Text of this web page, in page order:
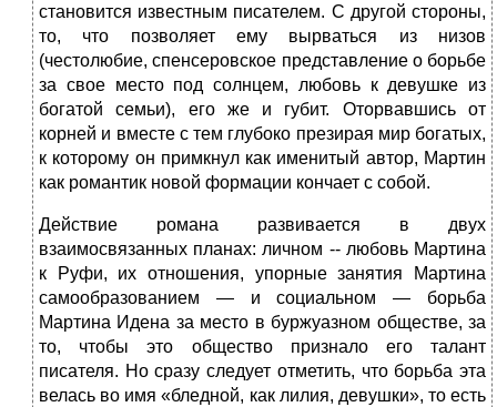
становится известным писателем. С другой стороны,
то, что позволяет ему вырваться из низов
(честолюбие, спенсеровское представление о борьбе
за свое место под солнцем, любовь к девушке из
богатой семьи), его же и губит. Оторвавшись от
корней и вместе с тем глубоко презирая мир богатых,
к которому он примкнул как именитый автор, Мартин
как романтик новой формации кончает с собой.
Действие романа развивается в двух
взаимосвязанных пла­нах: личном -- любовь Мартина
к Руфи, их отношения, упорные занятия Мартина
самообразованием — и социальном — борьба
Мартина Идена за место в буржуазном обществе, за
то, чтобы это общество признало его талант
писателя. Но сразу следует отметить, что борьба эта
велась во имя «бледной, как лилия, де­вушки», то есть